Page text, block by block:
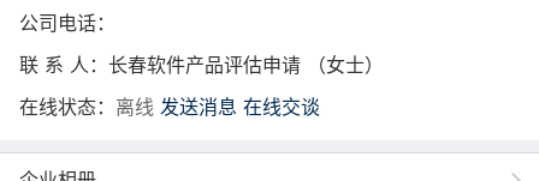
公司电话：
联 系 人：长春软件产品评估申请 （女士）
在线状态： 离线 发送消息 在线交谈